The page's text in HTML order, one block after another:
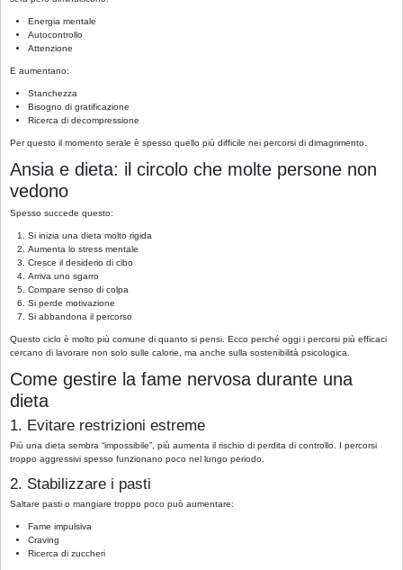
Energia mentale
Autocontrollo
Attenzione
E aumentano:
Stanchezza
Bisogno di gratificazione
Ricerca di decompressione
Per questo il momento serale è spesso quello più difficile nei percorsi di dimagrimento.
Ansia e dieta: il circolo che molte persone non
vedono
Spesso succede questo:
Si inizia una dieta molto rigida
Aumenta lo stress mentale
Cresce il desiderio di cibo
Arriva uno sgarro
Compare senso di colpa
Si perde motivazione
Si abbandona il percorso
Questo ciclo è molto più comune di quanto si pensi. Ecco perché oggi i percorsi più efficaci
cercano di lavorare non solo sulle calorie, ma anche sulla sostenibilità psicologica.
Come gestire la fame nervosa durante una
dieta
1. Evitare restrizioni estreme
Più una dieta sembra “impossibile”, più aumenta il rischio di perdita di controllo. I percorsi
troppo aggressivi spesso funzionano poco nel lungo periodo.
2. Stabilizzare i pasti
Saltare pasti o mangiare troppo poco può aumentare:
Fame impulsiva
Craving
Ricerca di zuccheri